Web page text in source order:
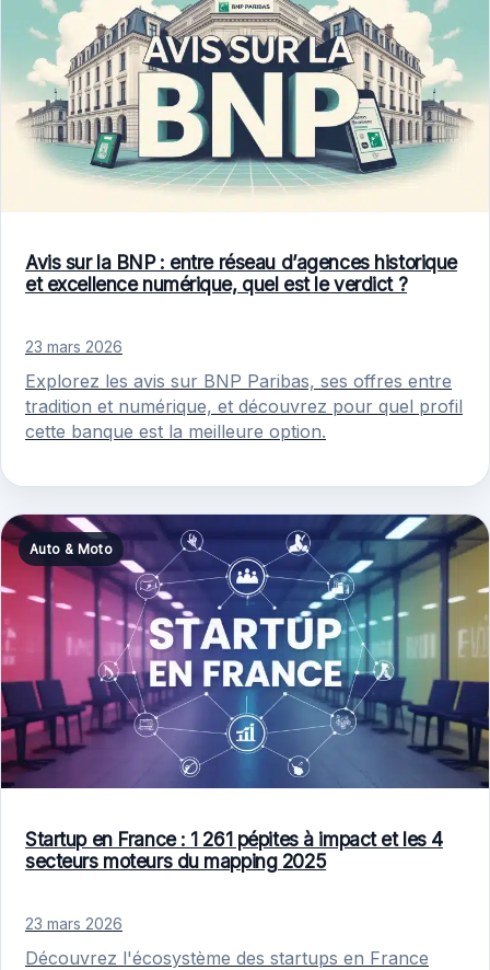
Avis sur la BNP : entre réseau d’agences historique
et excellence numérique, quel est le verdict ?
23 mars 2026
Explorez les avis sur BNP Paribas, ses offres entre
tradition et numérique, et découvrez pour quel profil
cette banque est la meilleure option.
Auto & Moto
Startup en France : 1 261 pépites à impact et les 4
secteurs moteurs du mapping 2025
23 mars 2026
Découvrez l'écosystème des startups en France